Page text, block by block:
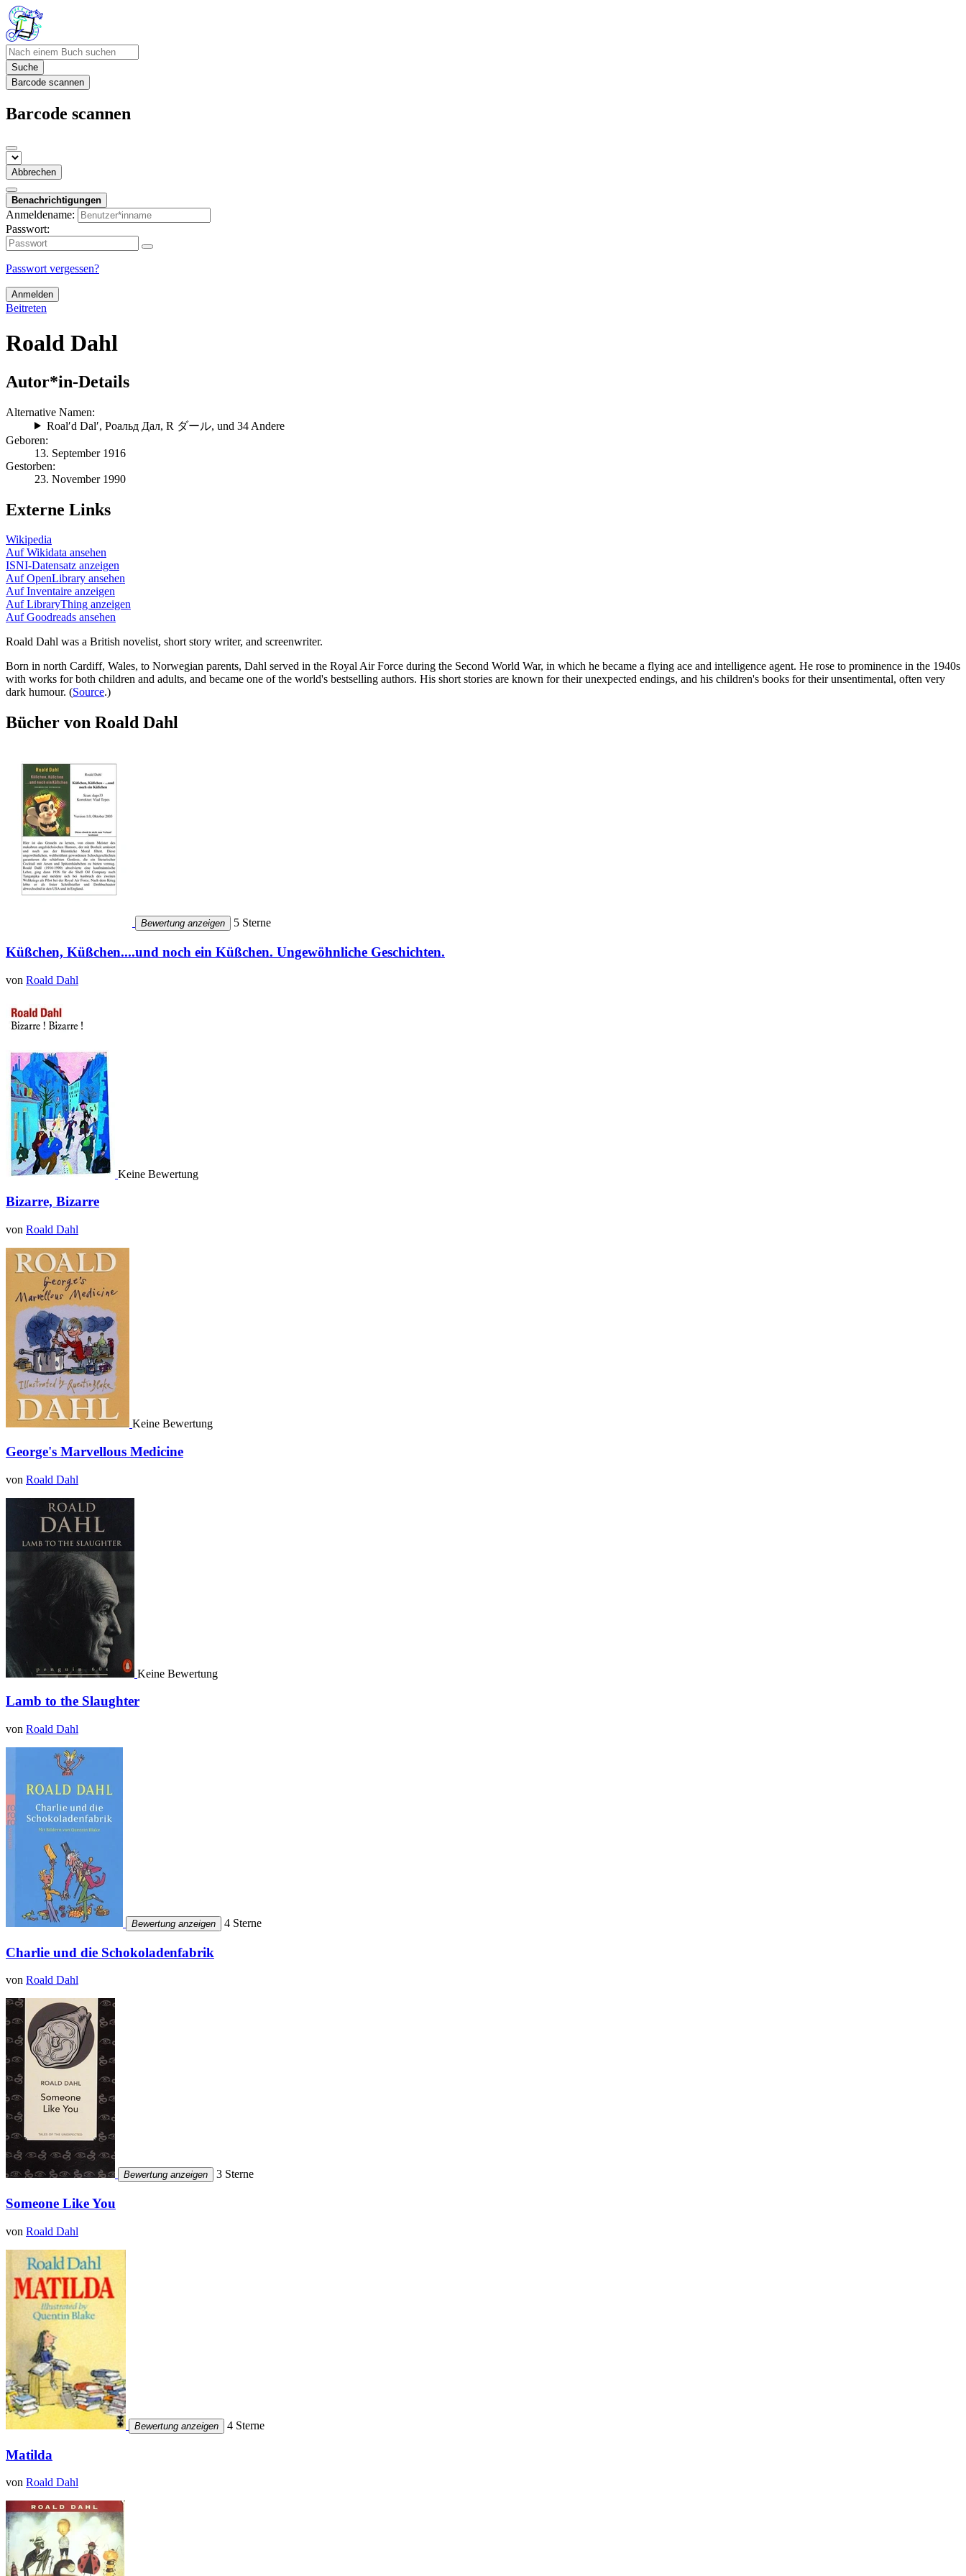
Suche
Barcode scannen
Barcode scannen
Abbrechen
Benachrichtigungen
Anmeldename:
Passwort:
Passwort vergessen?
Anmelden
Beitreten
Roald Dahl
Autor*in-Details
Alternative Namen:
Roalʹd Dalʹ, Роальд Дал, R ダール, und 34 Andere
Geboren:
13. September 1916
Gestorben:
23. November 1990
Externe Links
Wikipedia
Auf Wikidata ansehen
ISNI-Datensatz anzeigen
Auf OpenLibrary ansehen
Auf Inventaire anzeigen
Auf LibraryThing anzeigen
Auf Goodreads ansehen
Roald Dahl was a British novelist, short story writer, and screenwriter.
Born in north Cardiff, Wales, to Norwegian parents, Dahl served in the Royal Air Force during the Second World War, in which he became a flying ace and intelligence agent. He rose to prominence in the 1940s
with works for both children and adults, and became one of the world's bestselling authors. His short stories are known for their unexpected endings, and his children's books for their unsentimental, often very
dark humour. (Source.)
Bücher von Roald Dahl
Bewertung anzeigen 5 Sterne
Küßchen, Küßchen....und noch ein Küßchen. Ungewöhnliche Geschichten.
von Roald Dahl
Keine Bewertung
Bizarre, Bizarre
von Roald Dahl
Keine Bewertung
George's Marvellous Medicine
von Roald Dahl
Keine Bewertung
Lamb to the Slaughter
von Roald Dahl
Bewertung anzeigen 4 Sterne
Charlie und die Schokoladenfabrik
von Roald Dahl
Bewertung anzeigen 3 Sterne
Someone Like You
von Roald Dahl
Bewertung anzeigen 4 Sterne
Matilda
von Roald Dahl